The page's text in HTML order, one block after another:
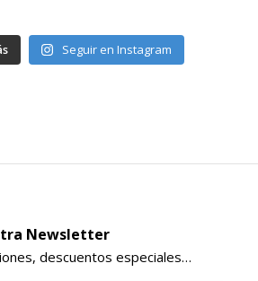
Seguir en Instagram
Newsletter
descuentos especiales…